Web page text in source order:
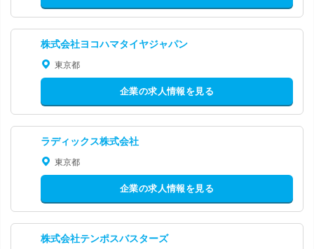
株式会社ヨコハマタイヤジャパン
東京都
企業の求人情報を見る
ラディックス株式会社
東京都
企業の求人情報を見る
株式会社テンポスバスターズ